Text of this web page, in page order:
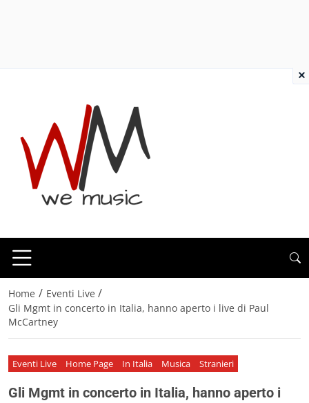
Home / Eventi Live /
Gli Mgmt in concerto in Italia, hanno aperto i live di Paul
McCartney
Eventi Live Home Page In Italia Musica Stranieri
Gli Mgmt in concerto in Italia, hanno aperto i
×